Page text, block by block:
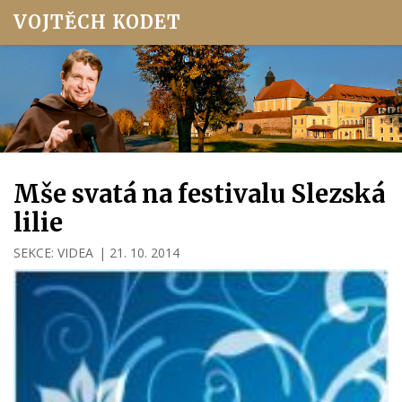
VOJTĚCH KODET
Mše svatá na festivalu Slezská
lilie
SEKCE: VIDEA | 21. 10. 2014